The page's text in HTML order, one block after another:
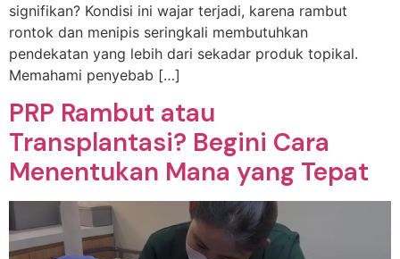
signifikan? Kondisi ini wajar terjadi, karena rambut
rontok dan menipis seringkali membutuhkan
pendekatan yang lebih dari sekadar produk topikal.
Memahami penyebab […]
PRP Rambut atau
Transplantasi? Begini Cara
Menentukan Mana yang Tepat